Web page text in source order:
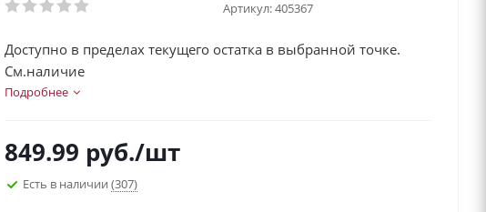
Артикул:405367
Доступно в пределах текущего остатка в выбранной точке.
См.наличие
Подробнее
849.99 руб./шт
Есть в наличии (307)